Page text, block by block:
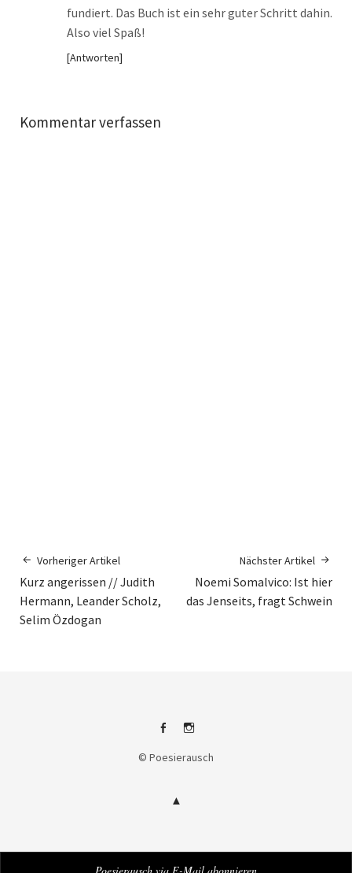
fundiert. Das Buch ist ein sehr guter Schritt dahin.
Also viel Spaß!
Antworten
Kommentar verfassen
Vorheriger Artikel
Kurz angerissen // Judith
Hermann, Leander Scholz,
Selim Özdogan
Nächster Artikel
Noemi Somalvico: Ist hier
das Jenseits, fragt Schwein
FacebookInstagram
© Poesierausch